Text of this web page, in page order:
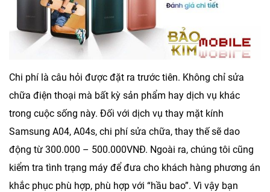
Chi phí là câu hỏi được đặt ra trước tiên. Không chỉ sửa
chữa điện thoại mà bất kỳ sản phẩm hay dịch vụ khác
trong cuộc sống này. Đối với dịch vụ thay mặt kính
Samsung A04, A04s, chi phí sửa chữa, thay thế sẽ dao
động từ 300.000 – 500.000VNĐ. Ngoài ra, chúng tôi cũng
kiểm tra tình trạng máy để đưa cho khách hàng phương án
khắc phục phù hợp, phù hợp với “hầu bao”. Vì vậy bạn